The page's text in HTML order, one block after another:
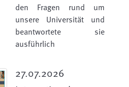
den Fragen rund um
unsere Universität und
beantwortete sie
ausführlich
27.07.2026